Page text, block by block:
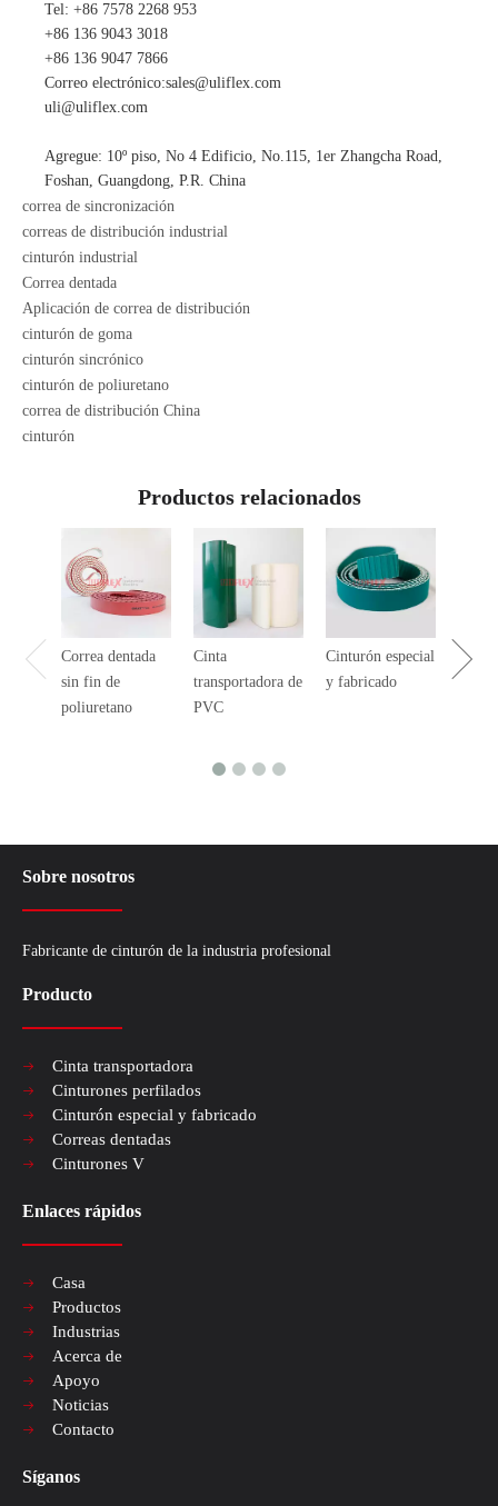
Tel: +86 7578 2268 953
+86 136 9043 3018
+86 136 9047 7866
Correo electrónico:sales@uliflex.com
uli@uliflex.com
Agregue: 10º piso, No 4 Edificio, No.115, 1er Zhangcha Road,
Foshan, Guangdong, P.R. China
correa de sincronización
correas de distribución industrial
cinturón industrial
Correa dentada
Aplicación de correa de distribución
cinturón de goma
cinturón sincrónico
cinturón de poliuretano
correa de distribución China
cinturón
Productos relacionados
Correa dentada
sin fin de
poliuretano
Cinta
transportadora de
PVC
Cinturón especial
y fabricado
Sobre nosotros
Fabricante de cinturón de la industria profesional
Producto
Cinta transportadora
Cinturones perfilados
Cinturón especial y fabricado
Correas dentadas
Cinturones V
Enlaces rápidos
Casa
Productos
Industrias
Acerca de
Apoyo
Noticias
Contacto
Síganos